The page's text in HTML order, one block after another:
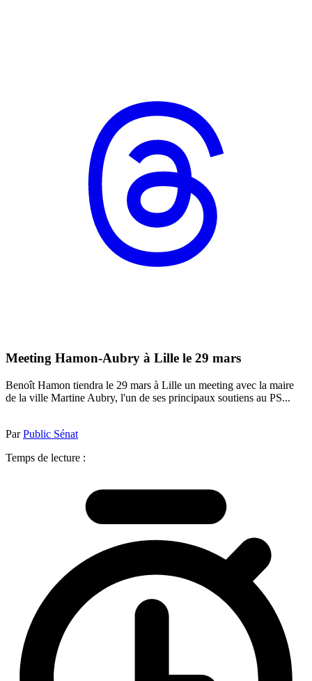
Meeting Hamon-Aubry à Lille le 29 mars
Benoît Hamon tiendra le 29 mars à Lille un meeting avec la maire
de la ville Martine Aubry, l'un de ses principaux soutiens au PS...
ParPublic Sénat
Temps de lecture :